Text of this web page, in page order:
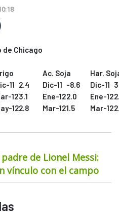
de Chicago
Ac. Soja
Har.
11 2.4 Dic-11 -8.6 Dic-11
123.1 Ene-122.0 Ene-12
122.8 Mar-121.5 Mar-12
de Lionel Messi:
vínculo con el campo